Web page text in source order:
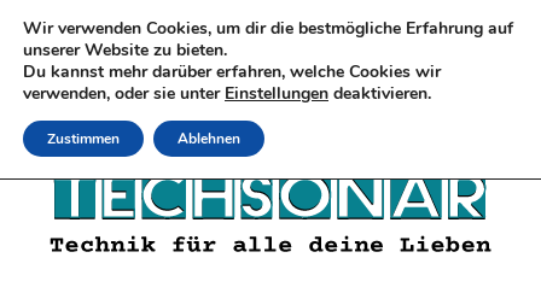
Wir verwenden Cookies, um dir die bestmögliche Erfahrung auf
unserer Website zu bieten.
Du kannst mehr darüber erfahren, welche Cookies wir
verwenden, oder sie unter Einstellungen deaktivieren.
Zustimmen Ablehnen